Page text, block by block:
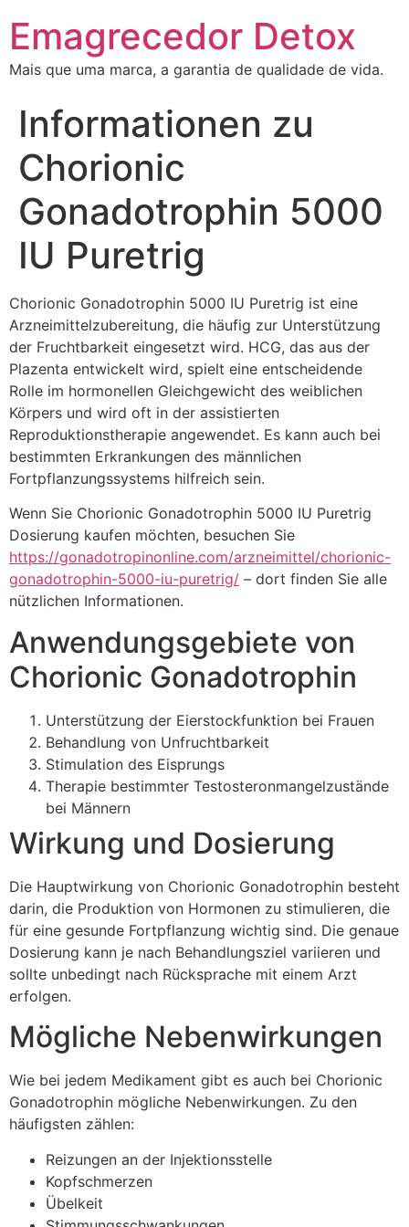
Emagrecedor Detox
Mais que uma marca, a garantia de qualidade de vida.
Informationen zu
Chorionic
Gonadotrophin 5000
IU Puretrig
Chorionic Gonadotrophin 5000 IU Puretrig ist eine
Arzneimittelzubereitung, die häufig zur Unterstützung
der Fruchtbarkeit eingesetzt wird. HCG, das aus der
Plazenta entwickelt wird, spielt eine entscheidende
Rolle im hormonellen Gleichgewicht des weiblichen
Körpers und wird oft in der assistierten
Reproduktionstherapie angewendet. Es kann auch bei
bestimmten Erkrankungen des männlichen
Fortpflanzungssystems hilfreich sein.
Wenn Sie Chorionic Gonadotrophin 5000 IU Puretrig
Dosierung kaufen möchten, besuchen Sie
https://gonadotropinonline.com/arzneimittel/chorionic-
gonadotrophin-5000-iu-puretrig/ – dort finden Sie alle
nützlichen Informationen.
Anwendungsgebiete von
Chorionic Gonadotrophin
Unterstützung der Eierstockfunktion bei Frauen
Behandlung von Unfruchtbarkeit
Stimulation des Eisprungs
Therapie bestimmter Testosteronmangelzustände
bei Männern
Wirkung und Dosierung
Die Hauptwirkung von Chorionic Gonadotrophin besteht
darin, die Produktion von Hormonen zu stimulieren, die
für eine gesunde Fortpflanzung wichtig sind. Die genaue
Dosierung kann je nach Behandlungsziel variieren und
sollte unbedingt nach Rücksprache mit einem Arzt
erfolgen.
Mögliche Nebenwirkungen
Wie bei jedem Medikament gibt es auch bei Chorionic
Gonadotrophin mögliche Nebenwirkungen. Zu den
häufigsten zählen:
Reizungen an der Injektionsstelle
Kopfschmerzen
Übelkeit